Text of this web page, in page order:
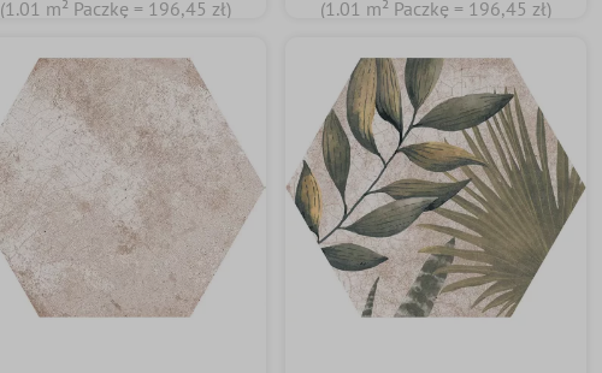
(1.01 m² Paczkę = 196,45 zł)
(1.01 m² Paczkę = 196,45 zł)